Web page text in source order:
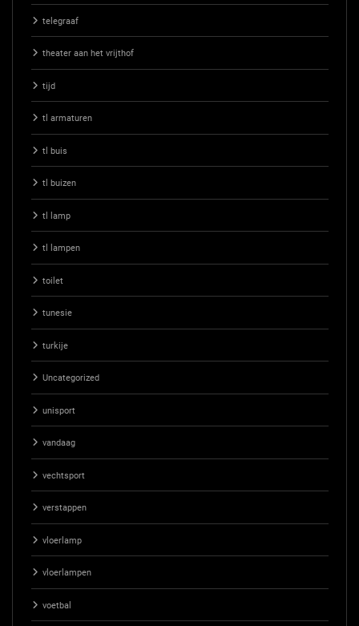
telegraaf
theater aan het vrijthof
tijd
tl armaturen
tl buis
tl buizen
tl lamp
tl lampen
toilet
tunesie
turkije
Uncategorized
unisport
vandaag
vechtsport
verstappen
vloerlamp
vloerlampen
voetbal